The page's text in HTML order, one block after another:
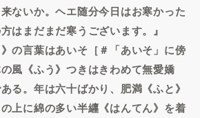
来ないか。ヘエ随分今日はお寒かった
はまだまだ寒うございます。』
の言葉はあいそ［＃「あいそ」に傍
風《ふう》つきはきわめて無愛嬌
る。年は六十ばかり、肥満《ふと》
上に綿の多い半纒《はんてん》を着